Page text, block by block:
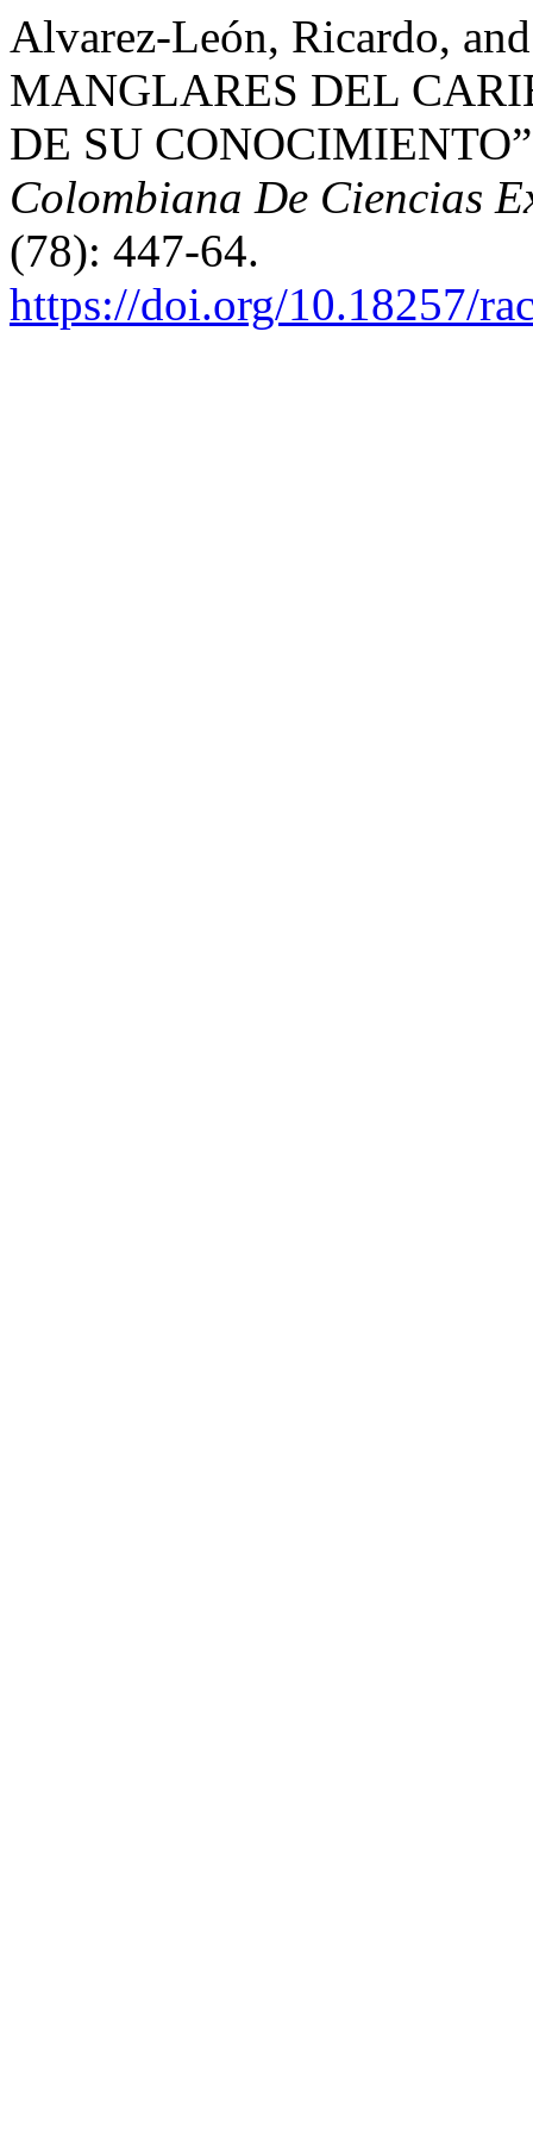
Alvarez-León, Ricardo,
MANGLARES DEL
DE SU
Colombiana De Ciencias
(78): 447-64.
https://doi.org/10.18257/